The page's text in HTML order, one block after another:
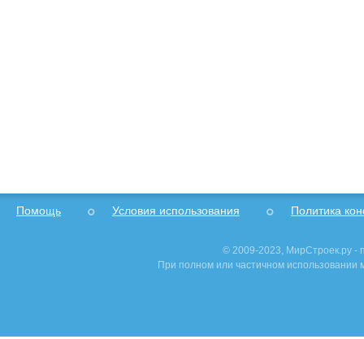
Помощь Условия использования Политика
© 2009-2023, МирСтроек.ру -
При полном или частичном использовании